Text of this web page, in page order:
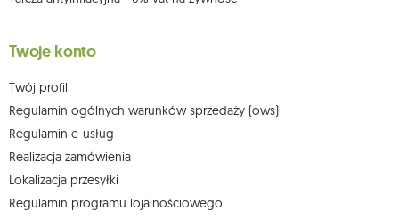
Twoje konto
Twój profil
Regulamin ogólnych warunków sprzedaży (ows)
Regulamin e-usług
Realizacja zamówienia
Lokalizacja przesyłki
Regulamin programu lojalnościowego